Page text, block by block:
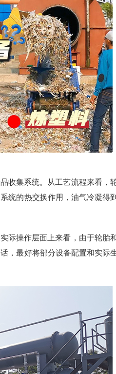
收集系统。从工艺流程来看，
统的热交换作用，油气冷凝得
际操作层面上来看，由于轮胎
，最好将部分设备配置和实际